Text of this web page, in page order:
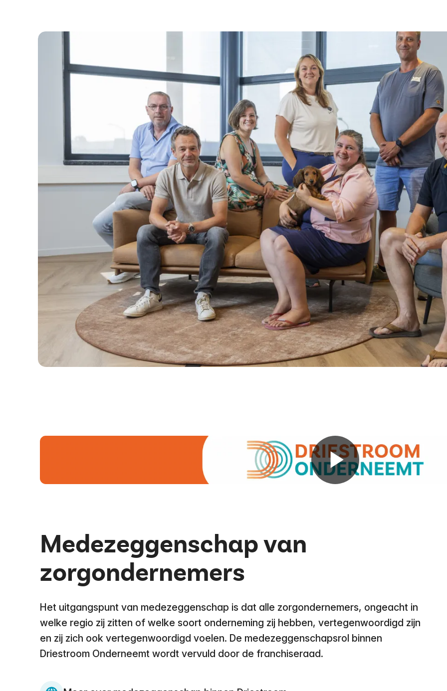
Vertalen
Medezeggenschap van
zorgondernemers
Het uitgangspunt van medezeggenschap is dat alle zorgondernemers, ongeacht in
welke regio zij zitten of welke soort onderneming zij hebben, vertegenwoordigd zijn
en zij zich ook vertegenwoordigd voelen. De medezeggenschapsrol binnen
Driestroom Onderneemt wordt vervuld door de franchiseraad.